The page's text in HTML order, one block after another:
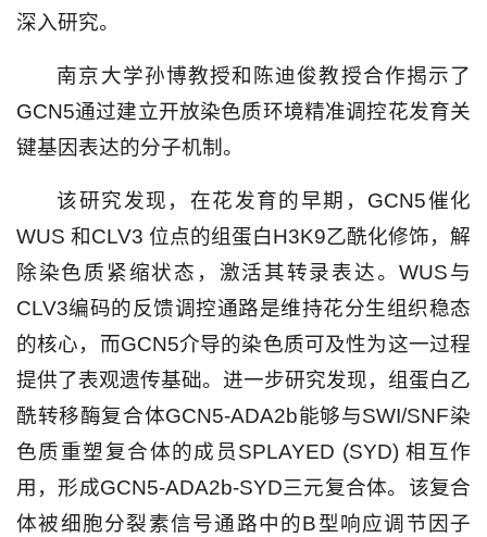
深入研究。
南京大学孙博教授和陈迪俊教授合作揭示了
GCN5通过建立开放染色质环境精准调控花发育关
键基因表达的分子机制。
该研究发现，在花发育的早期，GCN5催化
WUS 和CLV3 位点的组蛋白H3K9乙酰化修饰，解
除染色质紧缩状态，激活其转录表达。WUS与
CLV3编码的反馈调控通路是维持花分生组织稳态
的核心，而GCN5介导的染色质可及性为这一过程
提供了表观遗传基础。进一步研究发现，组蛋白乙
酰转移酶复合体GCN5-ADA2b能够与SWI/SNF染
色质重塑复合体的成员SPLAYED (SYD) 相互作
用，形成GCN5-ADA2b-SYD三元复合体。该复合
体被细胞分裂素信号通路中的B型响应调节因子